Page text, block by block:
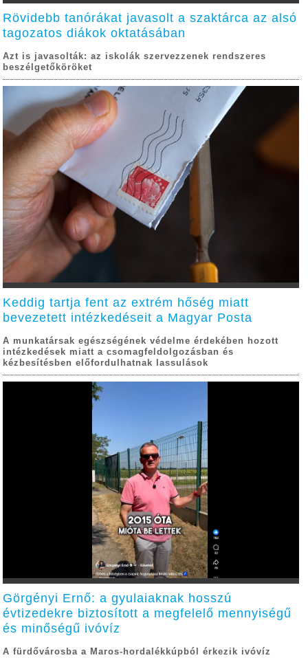
Rövidebb tanórákat javasolt a szaktárca az alsó
tagozatos diákok oktatásában
Azt is javasolták: az iskolák szervezzenek rendszeres
beszélgetőköröket
Keddig tartja fent az extrém hőség miatt
bevezetett intézkedéseit a Magyar Posta
A munkatársak egészségének védelme érdekében hozott
intézkedések miatt a csomagfeldolgozásban és
kézbesítésben előfordulhatnak lassulások
Görgényi Ernő: a gyulaiaknak hosszú
évtizedekre biztosított a megfelelő mennyiségű
és minőségű ivóvíz
A fürdővárosba a Maros-hordalékkúpból érkezik ivóvíz